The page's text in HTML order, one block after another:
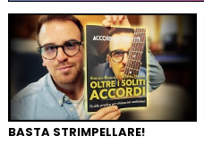
BASTA STRIMPELLARE!